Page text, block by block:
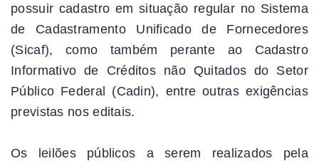
possuir cadastro em situação regular no Sistema
de Cadastramento Unificado de Fornecedores
(Sicaf), como também perante ao Cadastro
Informativo de Créditos não Quitados do Setor
Público Federal (Cadin), entre outras exigências
previstas nos editais.
Os leilões públicos a serem realizados pela